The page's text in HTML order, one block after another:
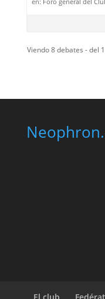
Viendo 8 debates - del